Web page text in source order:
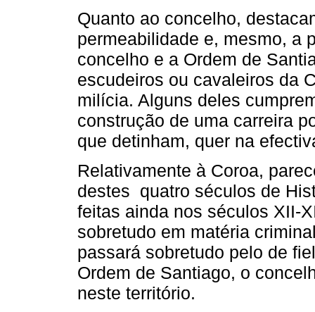
Quanto ao concelho,
permeabilidade e, mesmo, a
concelho e a Ordem de
escudeiros ou cavaleiros da
milícia. Alguns deles
construção de uma carreira
que detinham, quer na
Relativamente à Coroa,
destes quatro séculos de
feitas ainda nos séculos XII-
sobretudo em matéria
passará sobretudo pelo de
Ordem de Santiago, o
neste território.